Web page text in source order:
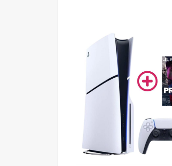
Nintendo
Pokemon TCG
Gafas Gamer